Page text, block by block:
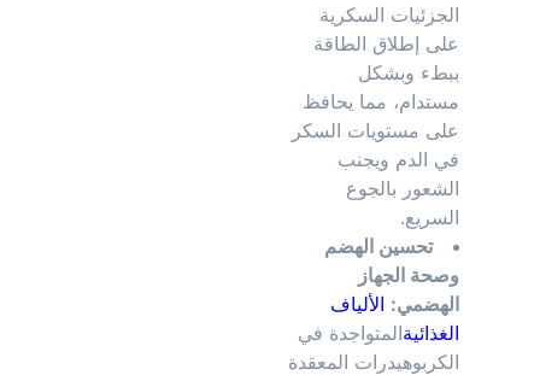
الجزئيات السكرية
على إطلاق الطاقة
ببطء وبشكل
مستدام، مما يحافظ
على مستويات السكر
في الدم ويجنب
الشعور بالجوع
السريع.
تحسين الهضم
وصحة الجهاز
الهضمي: الألياف
الغذائيةالمتواجدة في
الكربوهيدرات المعقدة